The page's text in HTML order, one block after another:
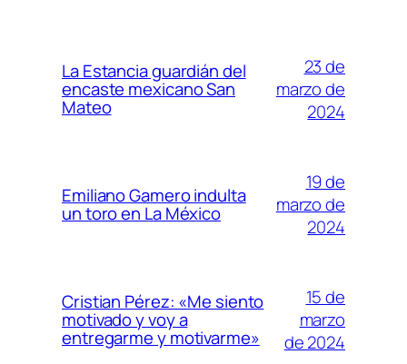
La Estancia guardián del
encaste mexicano San
Mateo
23 de
marzo de
2024
Emiliano Gamero indulta
un toro en La México
19 de
marzo de
2024
Cristian Pérez: «Me siento
motivado y voy a
entregarme y motivarme»
15 de
marzo
de 2024